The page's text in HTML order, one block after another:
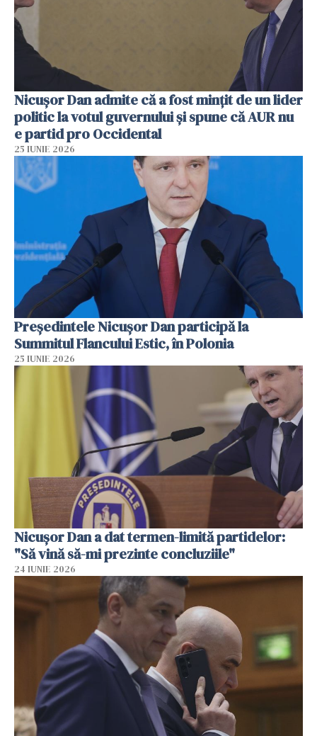
Nicușor Dan admite că a fost mințit de un lider
politic la votul guvernului și spune că AUR nu
e partid pro Occidental
25 IUNIE 2026
Preşedintele Nicuşor Dan participă la
Summitul Flancului Estic, în Polonia
25 IUNIE 2026
Nicușor Dan a dat termen-limită partidelor:
"Să vină să-mi prezinte concluziile"
24 IUNIE 2026